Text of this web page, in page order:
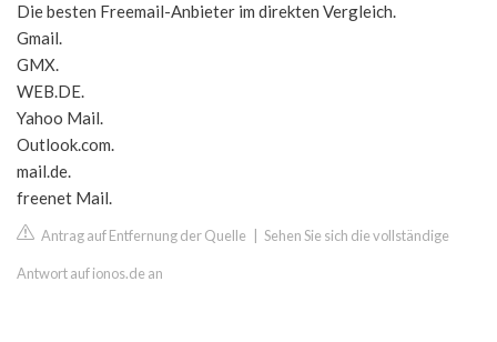
Die besten Freemail-Anbieter im direkten Vergleich.
Gmail.
GMX.
WEB.DE.
Yahoo Mail.
Outlook.com.
mail.de.
freenet Mail.
Antrag auf Entfernung der Quelle Sehen Sie sich die vollständige
Antwort auf ionos.de an